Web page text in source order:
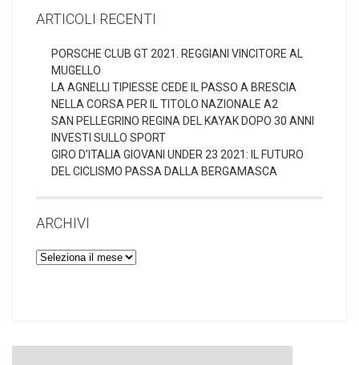
ARTICOLI RECENTI
PORSCHE CLUB GT 2021. REGGIANI VINCITORE AL
MUGELLO
LA AGNELLI TIPIESSE CEDE IL PASSO A BRESCIA
NELLA CORSA PER IL TITOLO NAZIONALE A2
SAN PELLEGRINO REGINA DEL KAYAK DOPO 30 ANNI
INVESTI SULLO SPORT
GIRO D’ITALIA GIOVANI UNDER 23 2021: IL FUTURO
DEL CICLISMO PASSA DALLA BERGAMASCA
ARCHIVI
Archivi